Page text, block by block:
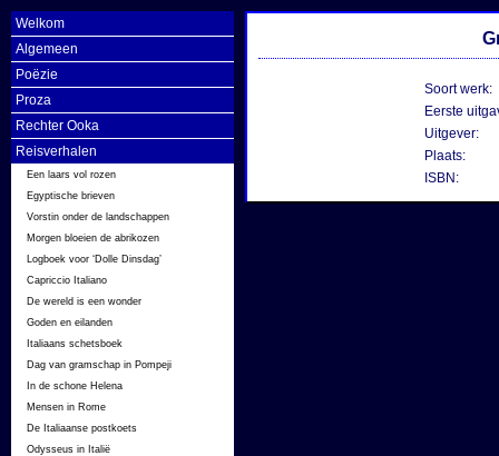
Welkom
Algemeen
Poëzie
Proza
Rechter Ooka
Reisverhalen
Een laars vol rozen
Egyptische brieven
Vorstin onder de landschappen
Morgen bloeien de abrikozen
Logboek voor ‘Dolle Dinsdag’
Capriccio Italiano
De wereld is een wonder
Goden en eilanden
Italiaans schetsboek
Dag van gramschap in Pompeji
In de schone Helena
Mensen in Rome
De Italiaanse postkoets
Odysseus in Italië
Soort werk:
Eerste
Uitgever:
Plaats:
ISBN: